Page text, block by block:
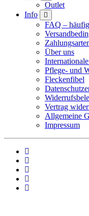
Outlet
Info
FAQ –
Über uns
Pflege- und
Fleckenfibel
Vertrag
Allgemeine
Impressum